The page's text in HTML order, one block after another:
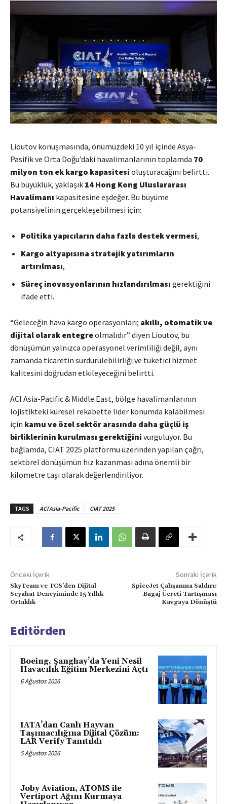
Lioutov konuşmasında, önümüzdeki 10 yıl içinde Asya-
Pasifik ve Orta Doğu’daki havalimanlarının toplamda 70
milyon ton ek kargo kapasitesi oluşturacağını belirtti.
Bu büyüklük, yaklaşık 14 Hong Kong Uluslararası
Havalimanı kapasitesine eşdeğer. Bu büyüme
potansiyelinin gerçekleşebilmesi için:
Politika yapıcıların daha fazla destek vermesi,
Kargo altyapısına stratejik yatırımların
artırılması,
Süreç inovasyonlarının hızlandırılması gerektiğini
ifade etti.
“Geleceğin hava kargo operasyonları; akıllı, otomatik ve
dijital olarak entegreolmalıdır” diyen Lioutov, bu
dönüşümün yalnızca operasyonel verimliliği değil, aynı
zamanda ticaretin sürdürülebilirliği ve tüketici hizmet
kalitesini doğrudan etkileyeceğini belirtti.
ACI Asia-Pacific & Middle East, bölge havalimanlarının
lojistikteki küresel rekabette lider konumda kalabilmesi
için kamu ve özel sektör arasında daha güçlü iş
birliklerinin kurulması gerektiğini vurguluyor. Bu
bağlamda, CIAT 2025 platformu üzerinden yapılan çağrı,
sektörel dönüşümün hız kazanması adına önemli bir
kilometre taşı olarak değerlendiriliyor.
TAGS ACI Asia-Pacific CIAT 2025
Önceki İçerik
SkyTeam ve TCS’den Dijital
Seyahat Deneyiminde 15 Yıllık
Ortaklık
Sonraki İçerik
SpiceJet Çalışanına Saldırı:
Bagaj Ücreti Tartışması
Kavgaya Dönüştü
Editörden
Boeing, Şanghay’da Yeni Nesil
Havacılık Eğitim Merkezini Açtı
6 Ağustos 2026
IATA’dan Canlı Hayvan
Taşımacılığına Dijital Çözüm:
LAR Verify Tanıtıldı
5 Ağustos 2026
Joby Aviation, ATOMS ile
Vertiport Ağını Kurmaya